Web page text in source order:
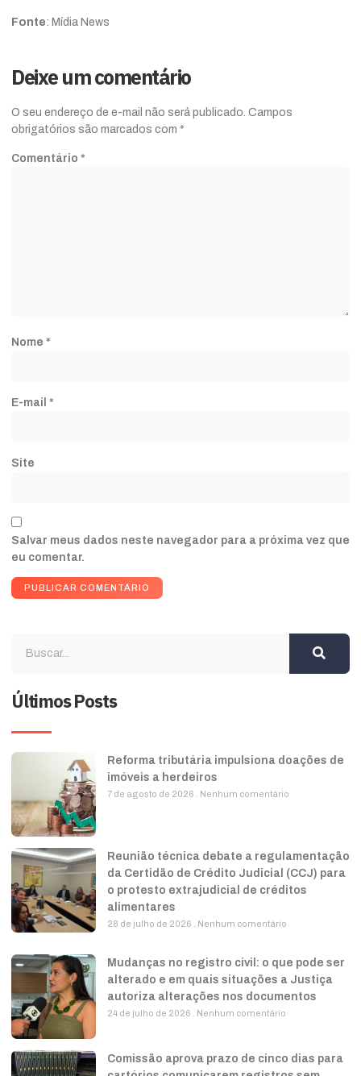
Fonte: Mídia News
Deixe um comentário
O seu endereço de e-mail não será publicado. Campos
obrigatórios são marcados com *
Comentário *
Nome *
E-mail *
Site
Salvar meus dados neste navegador para a próxima vez que
eu comentar.
Últimos Posts
Reforma tributária impulsiona doações de
imóveis a herdeiros
7 de agosto de 2026 Nenhum comentário
Reunião técnica debate a regulamentação
da Certidão de Crédito Judicial (CCJ) para
o protesto extrajudicial de créditos
alimentares
28 de julho de 2026 Nenhum comentário
Mudanças no registro civil: o que pode ser
alterado e em quais situações a Justiça
autoriza alterações nos documentos
24 de julho de 2026 Nenhum comentário
Comissão aprova prazo de cinco dias para